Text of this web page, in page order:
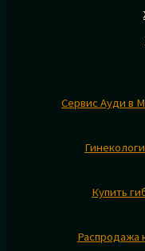
Сервис Ауди в
Купить
Распродажа